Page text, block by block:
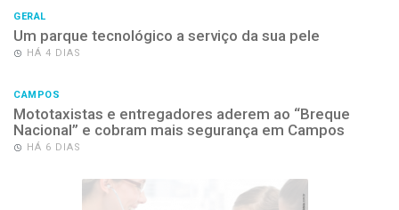
GERAL
Um parque tecnológico a serviço da sua pele
HÁ 4 DIAS
CAMPOS
Mototaxistas e entregadores aderem ao “Breque
Nacional” e cobram mais segurança em Campos
HÁ 6 DIAS